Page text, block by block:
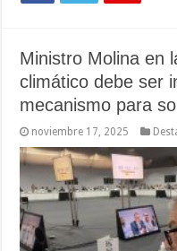
Ministro Molina en
climático debe ser
mecanismo para
noviembre 17, 2025